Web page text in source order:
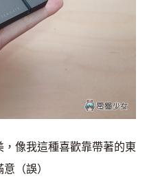
像我這種喜歡靠帶著的東
（誤）